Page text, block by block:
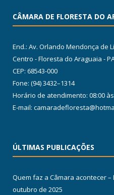
CÂMARA DE FLORESTA DO
End.: Av. Orlando Mendonça de
Centro - Floresta do Araguaia -
CEP: 68543-000
Fone: (94) 3432–1314
Horário de atendimento: 08:00
E-mail:
ÚLTIMAS PUBLICAÇÕES
Quem faz a Câmara acontecer –
outubro de 2025